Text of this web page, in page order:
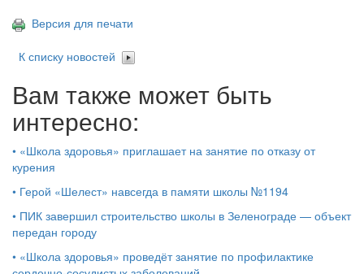
Версия для печати
К списку новостей
Вам также может быть
интересно:
• «Школа здоровья» приглашает на занятие по отказу от
курения
• Герой «Шелест» навсегда в памяти школы №1194
• ПИК завершил строительство школы в Зеленограде — объект
передан городу
• «Школа здоровья» проведёт занятие по профилактике